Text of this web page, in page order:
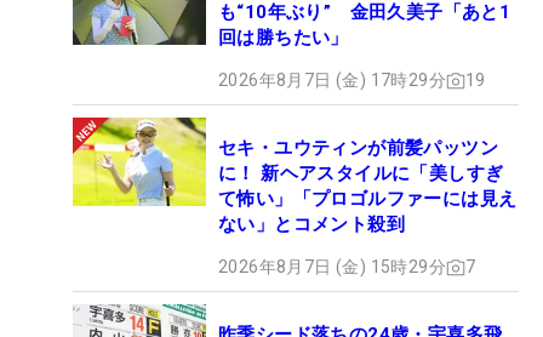
も“10年ぶり” 金田久美子「あと1
回は勝ちたい」
2026年8月7日 (金) 17時29分 19
セキ・ユウティンが前髪パッツン
に！ 新ヘアスタイルに「美しすぎ
て怖い」「プロゴルファーには見え
ない」とコメント殺到
2026年8月7日 (金) 15時29分 7